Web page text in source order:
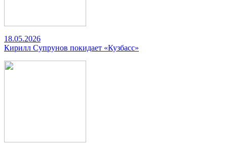
18.05.2026
Кирилл Супрунов покидает «Кузбасс»